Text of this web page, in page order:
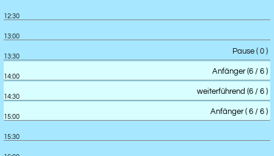
12:30
13:00
13:30
Pause ( 0 )
14:00
Anfänger (6 / 6 )
14:30
weiterführend (6 / 6 )
15:00
Anfänger ( 6 / 6 )
15:30